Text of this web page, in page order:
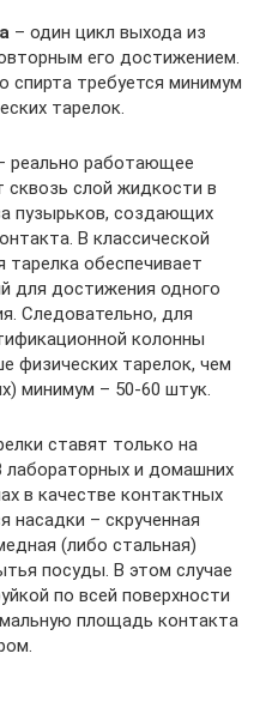
– один цикл выхода из
его достижением.
спирта требуется минимум
тарелок.
реально работающее
сквозь слой жидкости в
пузырьков, создающих
В классической
тарелка обеспечивает
для достижения одного
Следовательно, для
колонны
физических тарелок, чем
минимум – 50-60 штук.
ставят только на
и домашних
в качестве контактных
насадки – скрученная
(либо стальная)
посуды. В этом случае
по всей поверхности
площадь контакта